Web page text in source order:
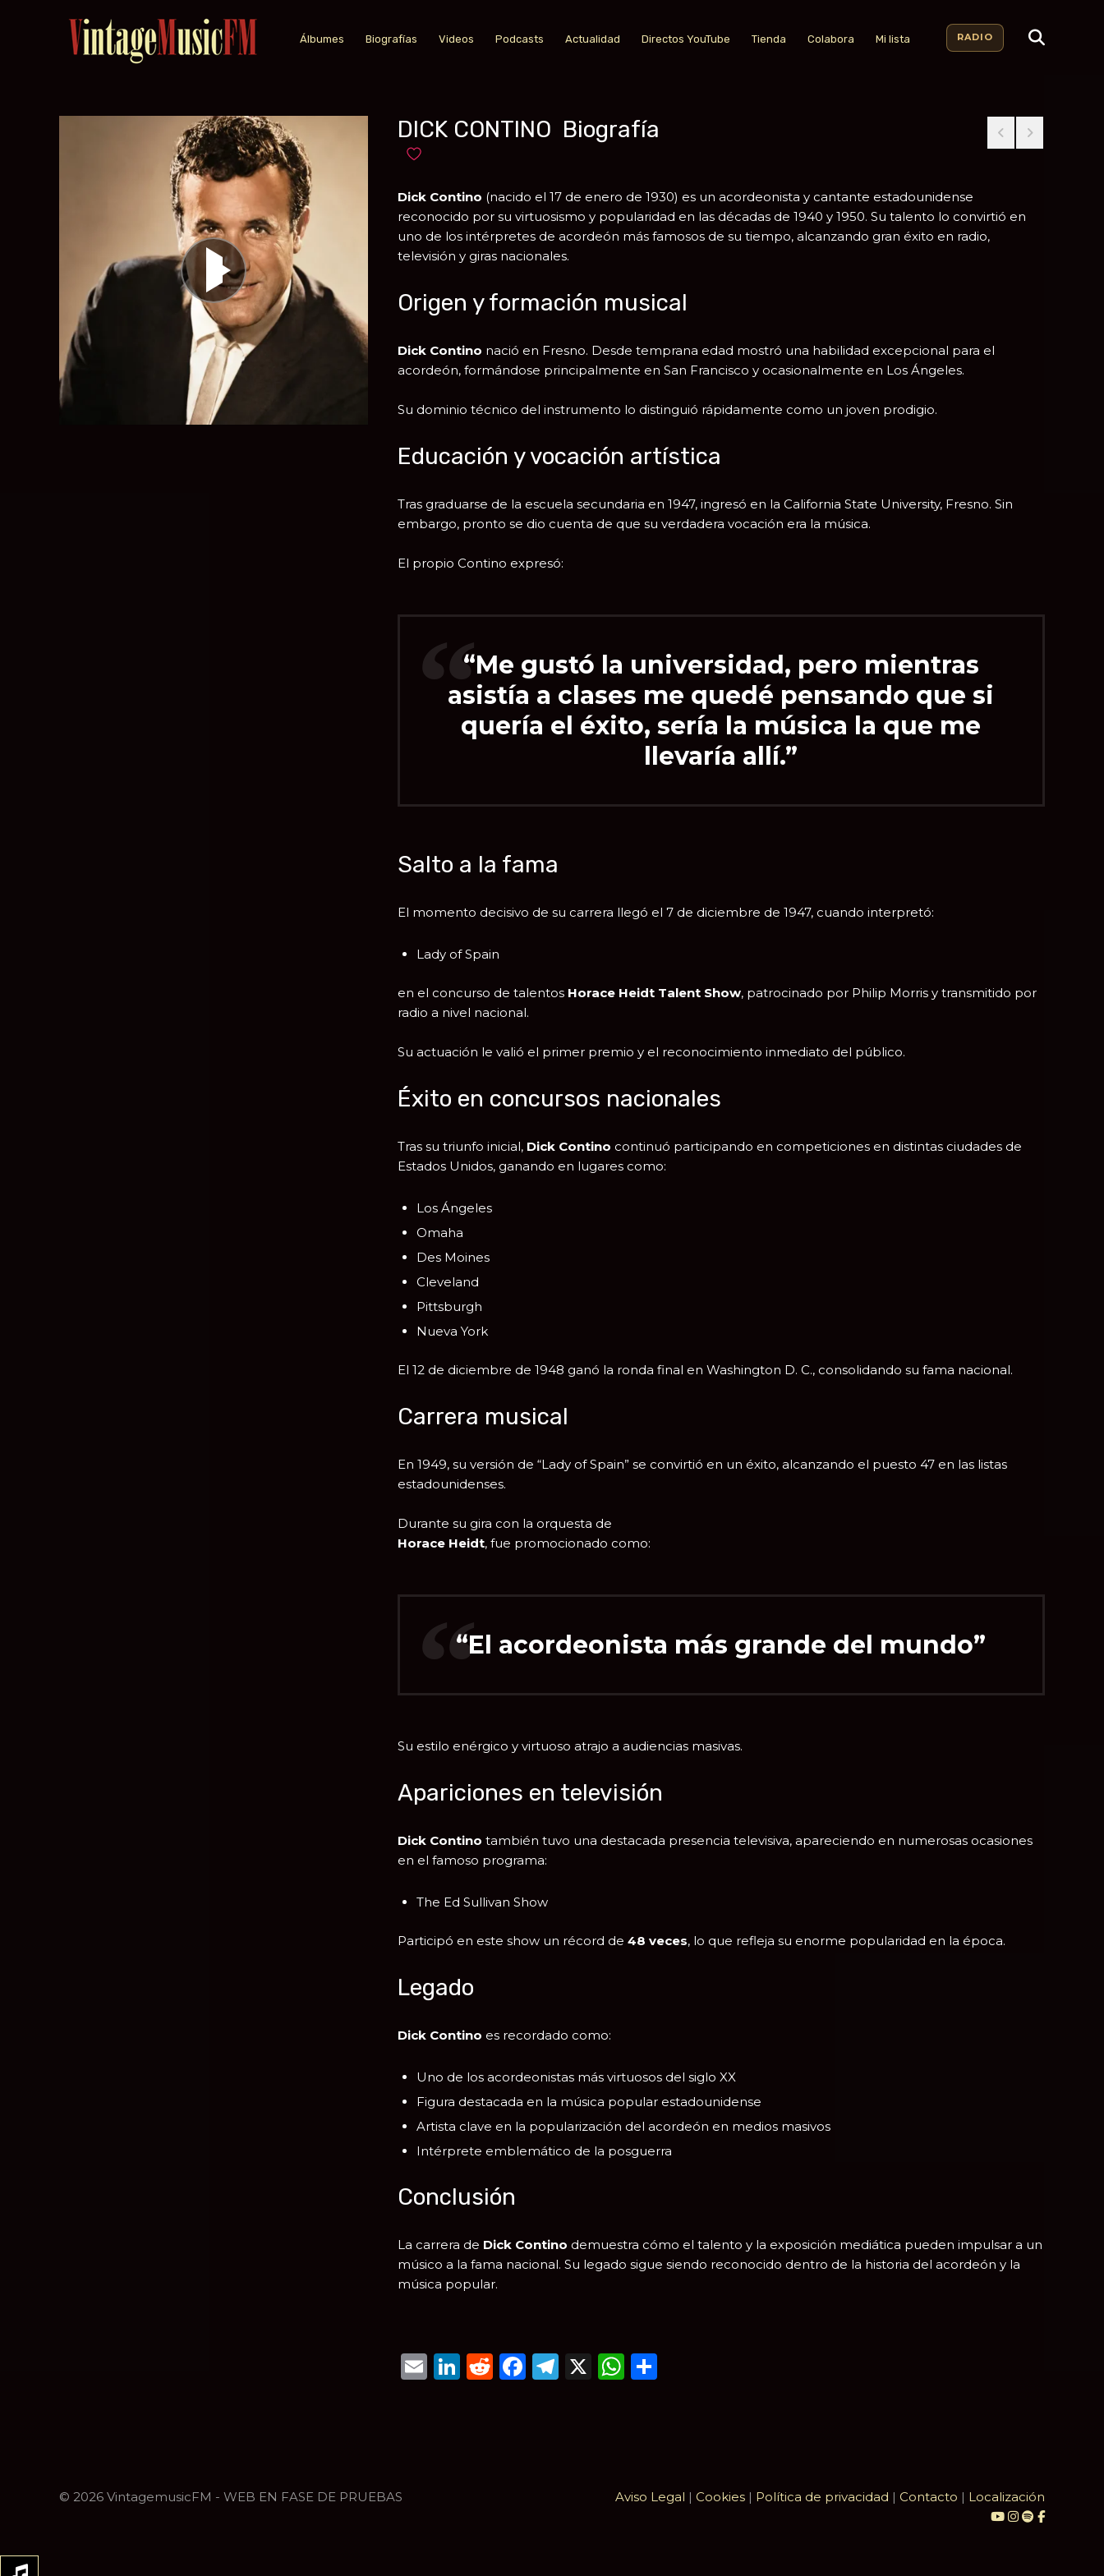
Álbumes Biografías Videos Podcasts Actualidad Directos YouTube Tienda Colabora Mi lista RADIO
DICK CONTINO Biografía
Añadir a favoritos
Dick Contino (nacido el 17 de enero de 1930) es un acordeonista y cantante estadounidense
reconocido por su virtuosismo y popularidad en las décadas de 1940 y 1950. Su talento lo convirtió en
uno de los intérpretes de acordeón más famosos de su tiempo, alcanzando gran éxito en radio,
televisión y giras nacionales.
Origen y formación musical
Dick Contino nació en Fresno. Desde temprana edad mostró una habilidad excepcional para el
acordeón, formándose principalmente en San Francisco y ocasionalmente en Los Ángeles.
Su dominio técnico del instrumento lo distinguió rápidamente como un joven prodigio.
Educación y vocación artística
Tras graduarse de la escuela secundaria en 1947, ingresó en la California State University, Fresno. Sin
embargo, pronto se dio cuenta de que su verdadera vocación era la música.
El propio Contino expresó:
“Me gustó la universidad, pero mientras
asistía a clases me quedé pensando que si
quería el éxito, sería la música la que me
llevaría allí.”
Salto a la fama
El momento decisivo de su carrera llegó el 7 de diciembre de 1947, cuando interpretó:
Lady of Spain
en el concurso de talentos Horace Heidt Talent Show, patrocinado por Philip Morris y transmitido por
radio a nivel nacional.
Su actuación le valió el primer premio y el reconocimiento inmediato del público.
Éxito en concursos nacionales
Tras su triunfo inicial, Dick Contino continuó participando en competiciones en distintas ciudades de
Estados Unidos, ganando en lugares como:
Los Ángeles
Omaha
Des Moines
Cleveland
Pittsburgh
Nueva York
El 12 de diciembre de 1948 ganó la ronda final en Washington D. C., consolidando su fama nacional.
Carrera musical
En 1949, su versión de “Lady of Spain” se convirtió en un éxito, alcanzando el puesto 47 en las listas
estadounidenses.
Durante su gira con la orquesta de
Horace Heidt, fue promocionado como:
“El acordeonista más grande del mundo”
Su estilo enérgico y virtuoso atrajo a audiencias masivas.
Apariciones en televisión
Dick Contino también tuvo una destacada presencia televisiva, apareciendo en numerosas ocasiones
en el famoso programa:
The Ed Sullivan Show
Participó en este show un récord de 48 veces, lo que refleja su enorme popularidad en la época.
Legado
Dick Contino es recordado como:
Uno de los acordeonistas más virtuosos del siglo XX
Figura destacada en la música popular estadounidense
Artista clave en la popularización del acordeón en medios masivos
Intérprete emblemático de la posguerra
Conclusión
La carrera de Dick Contino demuestra cómo el talento y la exposición mediática pueden impulsar a un
músico a la fama nacional. Su legado sigue siendo reconocido dentro de la historia del acordeón y la
música popular.
Email
LinkedIn
Reddit
Facebook
Telegram
X WhatsApp
Compartir
© 2026 VintagemusicFM - WEB EN FASE DE PRUEBAS Aviso Legal | Cookies | Política de privacidad | Contacto | Localización